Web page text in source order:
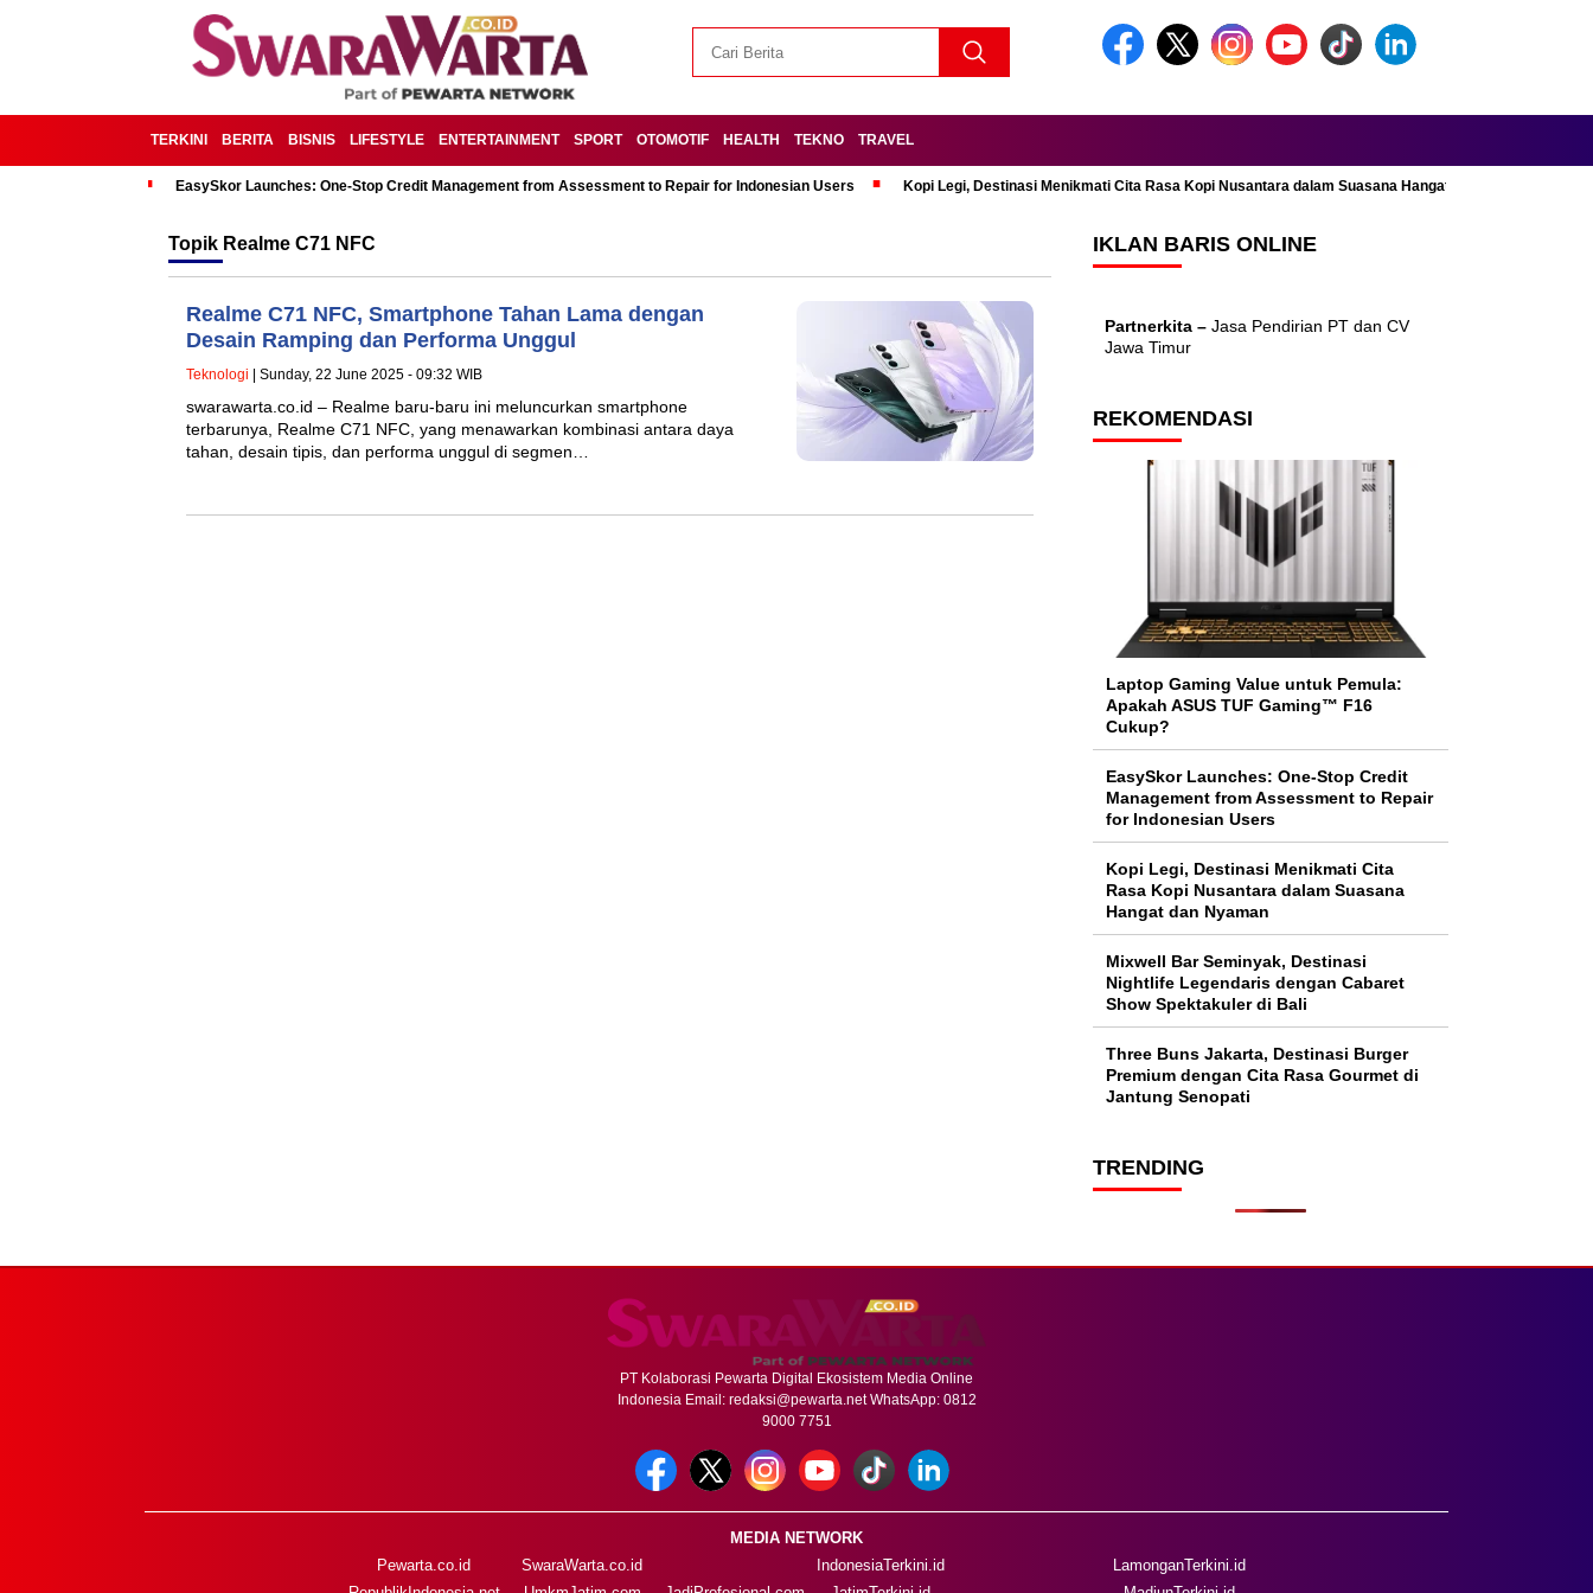
TERKINI BERITA BISNIS LIFESTYLE ENTERTAINMENT SPORT OTOMOTIF HEALTH TEKNO TRAVEL
EasySkor Launches: One-Stop Credit Management from Assessment to Repair for Indonesian Users Kopi Legi, Destinasi Menikmati Cita Rasa Kopi Nusantara dalam Suasana Hangat dan Nyaman
Topik Realme C71 NFC
Realme C71 NFC, Smartphone Tahan Lama dengan
Desain Ramping dan Performa Unggul
Teknologi | Sunday, 22 June 2025 - 09:32 WIB
swarawarta.co.id – Realme baru-baru ini meluncurkan smartphone
terbarunya, Realme C71 NFC, yang menawarkan kombinasi antara daya
tahan, desain tipis, dan performa unggul di segmen…
IKLAN BARIS ONLINE
Partnerkita – Jasa Pendirian PT dan CV
Jawa Timur
REKOMENDASI
Laptop Gaming Value untuk Pemula:
Apakah ASUS TUF Gaming™ F16
Cukup?
EasySkor Launches: One-Stop Credit
Management from Assessment to Repair
for Indonesian Users
Kopi Legi, Destinasi Menikmati Cita
Rasa Kopi Nusantara dalam Suasana
Hangat dan Nyaman
Mixwell Bar Seminyak, Destinasi
Nightlife Legendaris dengan Cabaret
Show Spektakuler di Bali
Three Buns Jakarta, Destinasi Burger
Premium dengan Cita Rasa Gourmet di
Jantung Senopati
TRENDING
PT Kolaborasi Pewarta Digital Ekosistem Media Online
Indonesia Email: redaksi@pewarta.netWhatsApp: 0812
9000 7751
MEDIA NETWORK
Pewarta.co.id
SwaraWarta.co.id
IndonesiaTerkini.id
LamonganTerkini.id